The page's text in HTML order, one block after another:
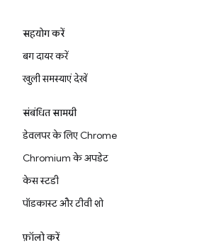
सहयोग करें
बग दायर करें
खुली समस्याएं देखें
संबंधित सामग्री
डेवलपर के लिए Chrome
Chromium के अपडेट
केस स्टडी
पॉडकास्ट और टीवी शो
फ़ॉलो करें